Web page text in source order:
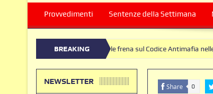
Provvedimenti Sentenze della Settimana
BREAKING
NEWS
la Corte Costituzionale frena sul Codice Antimafia nelle
Share 0
NEWSLETTER